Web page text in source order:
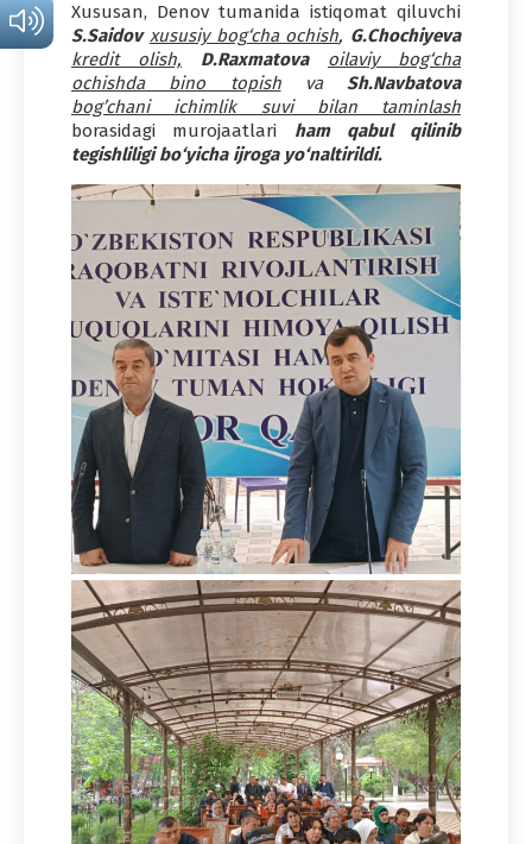
Xususan, Denov tumanida istiqomat qiluvchi
S.Saidov xususiy bog‘cha ochish, G.Chochiyeva
kredit olish,
D.Raxmatova
oilaviy bog‘cha
ochishda bino topishva Sh.Navbatova
bog’chani ichimlik suvi bilan taminlash
borasidagi murojaatlari ham qabul qilinib
tegishliligi bo‘yicha ijroga yo‘naltirildi.